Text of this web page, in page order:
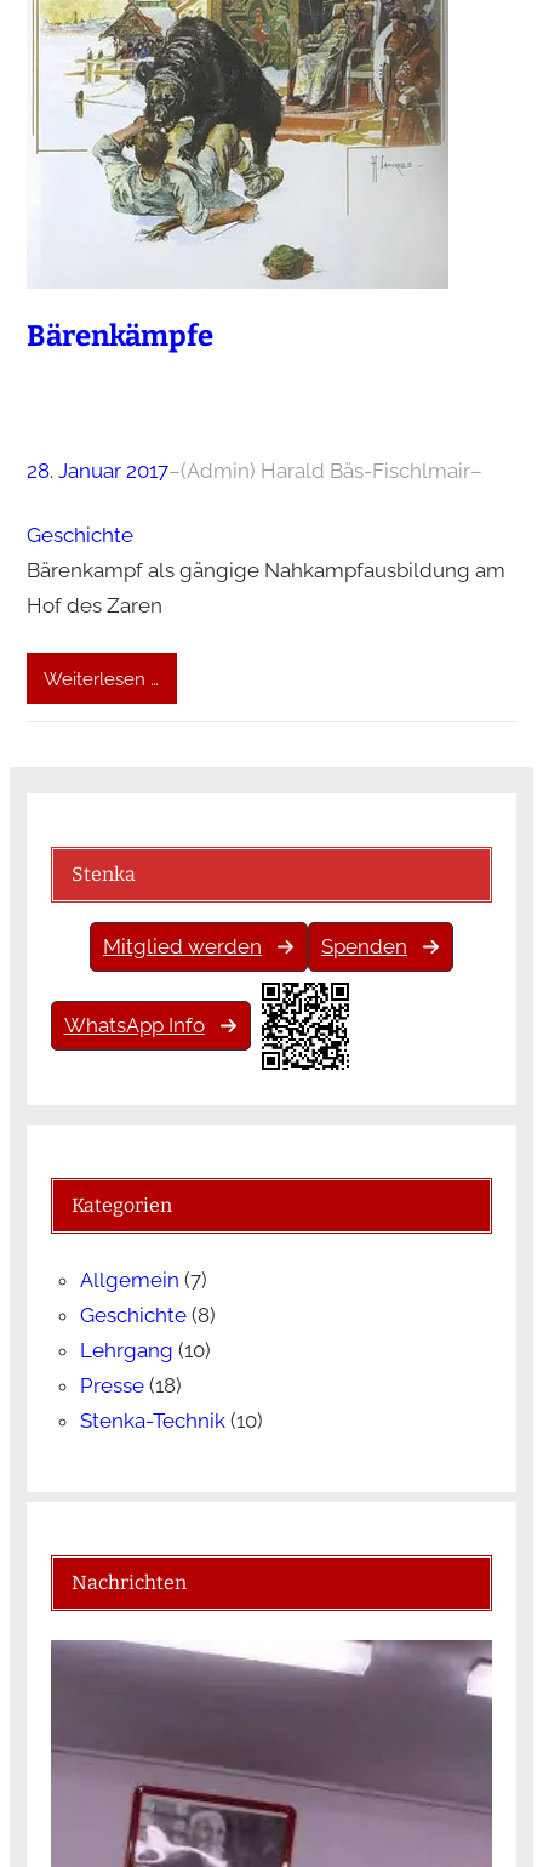
Bärenkämpfe
28. Januar 2017–(Admin) Harald Bäs-Fischlmair–
Geschichte
Bärenkampf als gängige Nahkampfausbildung am
Hof des Zaren
Weiterlesen …
Stenka
Mitglied werden Spenden
WhatsApp Info
Kategorien
Allgemein (7)
Geschichte(8)
Lehrgang (10)
Presse(18)
Stenka-Technik(10)
Nachrichten